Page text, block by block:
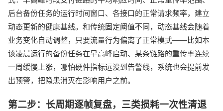
后台备份任务的运行时间窗口、各接口的正常请求频率，建立
动态更新的健康基线。和传统固定阈值不同，动态基线会随着
业务变化自动调整，只要流量行为偏离了正常模式——比如本
该凌晨运行的备份任务在早高峰启动、某条链路的重传率连续
一周缓慢上涨，哪怕硬件指标远没到告警线，系统也会提前发
出预警，把隐患消灭在影响用户之前。
第二步：长周期逐帧复盘，三类损耗一次性清退